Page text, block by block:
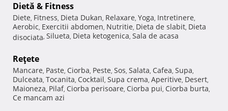
Dietă & Fitness
Diete, Fitness, Dieta Dukan, Relaxare, Yoga, Intretinere,
Aerobic, Exercitii abdomen, Nutritie, Dieta de slabit, Dieta
disociata, Silueta, Dieta ketogenica, Sala de acasa
Reţete
Mancare, Paste, Ciorba, Peste, Sos, Salata, Cafea, Supa,
Dulceata, Tocanita, Cocktail, Supa crema, Aperitive, Desert,
Maioneza, Pilaf, Ciorba perisoare, Ciorba pui, Ciorba burta,
Ce mancam azi